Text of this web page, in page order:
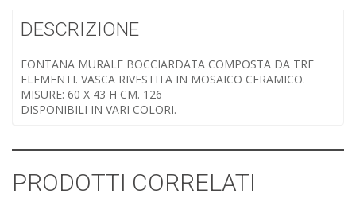
DESCRIZIONE
FONTANA MURALE BOCCIARDATA COMPOSTA DA TRE
ELEMENTI. VASCA RIVESTITA IN MOSAICO CERAMICO.
MISURE: 60 X 43 H CM. 126
DISPONIBILI IN VARI COLORI.
PRODOTTI CORRELATI